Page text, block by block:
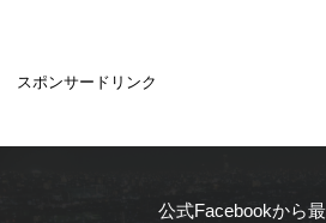
スポンサードリンク
公式Facebookから